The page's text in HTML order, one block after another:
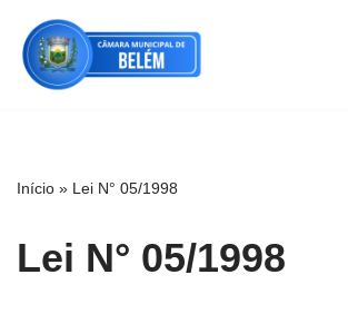
Pular
para
Início » Lei N° 05/1998
Lei N° 05/1998